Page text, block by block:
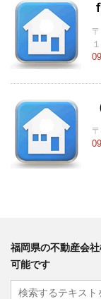
福岡県の不動産会
可能です